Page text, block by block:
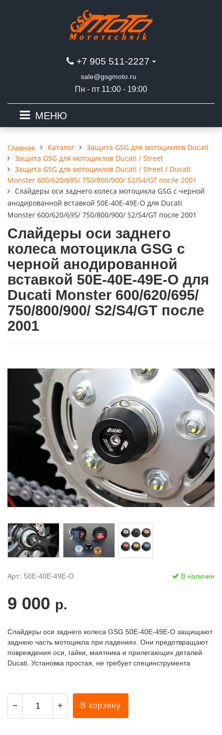
+7 905 511-2227
sale@gsgmoto.ru
Пн - пт 11:00 - 19:00
МЕНЮ
Главная Каталог
Защита GSG для мотоциклов Ducati
Защита GSG для мотоциклов Ducati / Street
Защита GSG для мотоциклов Ducati / Street / Ducati
Monster 600/620/695/ 750/800/900/ S2/S4/GT после 2001
Слайдеры оси заднего колеса мотоцикла GSG с черной
анодированной вставкой 50E-40E-49E-O для Ducati
Monster 600/620/695/ 750/800/900/ S2/S4/GT после 2001
Слайдеры оси заднего
колеса мотоцикла GSG с
черной анодированной
вставкой 50E-40E-49E-O для
Ducati Monster 600/620/695/
750/800/900/ S2/S4/GT после
2001
Арт.: 50E-40E-49E-O В наличии
9 000 р.
Слайдеры оси заднего колеса GSG 50E-40E-49E-O защищают
заднюю часть мотоцикла при падениях. Они предотвращают
повреждения оси, гайки, маятника и прилегающих деталей
Ducati. Установка простая, не требует специнструмента
В корзину